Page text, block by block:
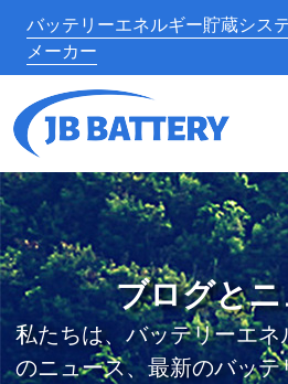
バッテリーエネルギー貯蔵シス
メーカー
ブログと
私たちは、バッテリーエ
のニュース、最新のバッ